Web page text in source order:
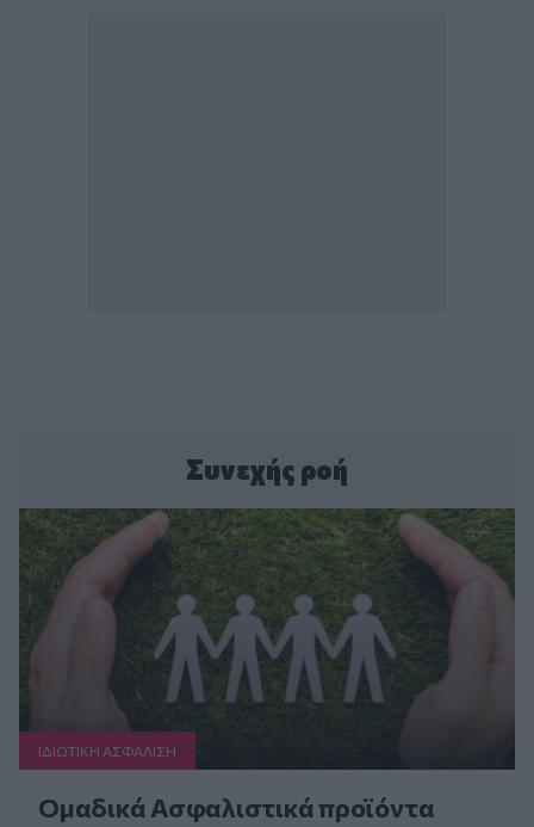
Συνεχής ροή
ΙΔΙΩΤΙΚΗ ΑΣΦAΛΙΣΗ
Ομαδικά Ασφαλιστικά προϊόντα